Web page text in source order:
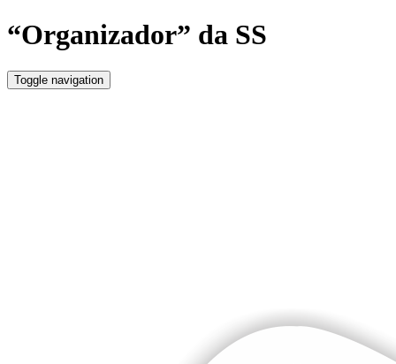
“Organizador” da SS
Toggle navigation